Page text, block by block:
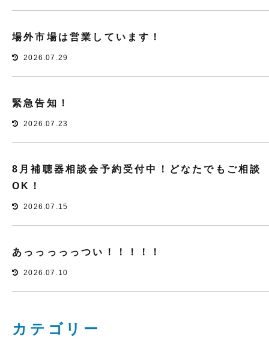
場外市場は営業しています！
2026.07.29
緊急告知！
2026.07.23
8月補聴器相談会予約受付中！どなたでもご相談
OK！
2026.07.15
あっっっっっつい！！！！！
2026.07.10
カテゴリー